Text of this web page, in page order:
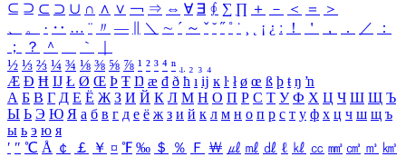
⊆ ⊇ ⊂ ⊃ ∪ ∩ ∧ ∨ ￢ ⇒ ⇔ ∀ ∃ ∮ ∑ ∏ ＋ － ＜ ＝
＞
、
。 · ‥ … ¨ 〃 ― ＼ ∼ ´ ～ ˇ ˘ ˝ ˚ ˙ ¸ ¡ ¿ ː ！ ＇ ， ． ／
：
；
？ ＾ ｀
½ ⅓ ⅔ ¼ ¾ ⅛ ⅜ ⅝ ⅞ ¹ ² ³ ⁴ ⁿ ₁ ₂ ₃ ₄
Æ Ð Ħ Ĳ Ł Ø Œ Þ Ŧ Ŋ æ đ ð ħ ı ĳ ĸ ŀ ł ø œ ß þ ŧ ŋ ŉ
А Б В Г Д Е Ё Ж З И Й К Л М Н О П Р С Т У Ф Х Ц Ч Ш Щ Ъ
Ы Ь Э Ю Я а б в г д е ё ж з и й к л м н о п р с т у ф х ц ч ш щ ъ
ы ь э ю я
′ ″ ℃ Å ￠ ￡ ￥ ¤ ℉ ‰ ＄ ％ Ｆ ￦ ㎕ ㎖ ㎗ ℓ ㎘ ㏄ ㎣ ㎤ ㎥ ㎦